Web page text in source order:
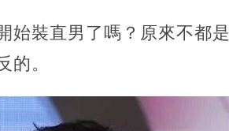
始裝直男了嗎？原來不都
的。